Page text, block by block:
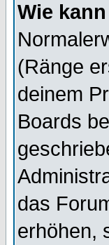
Wie
(Ränge
deinem
Boards
das
erhöhen,